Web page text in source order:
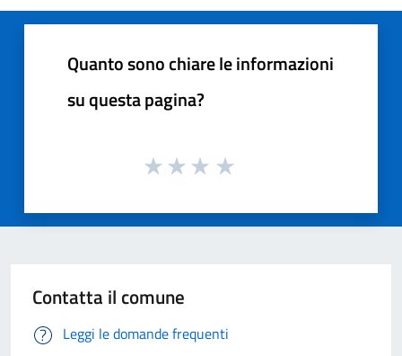
Quanto sono chiare le informazioni
su questa pagina?
Contatta il comune
Leggi le domande frequenti